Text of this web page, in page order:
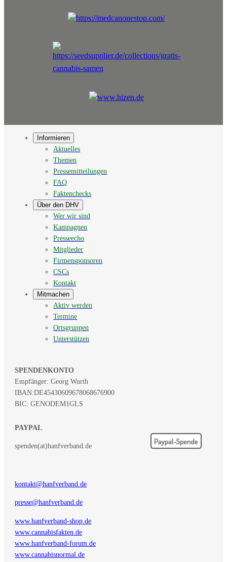
Informieren
Aktuelles
Themen
Pressemitteilungen
FAQ
Faktenchecks
Über den DHV
Wer wir sind
Kampagnen
Presseecho
Mitglieder
Firmensponsoren
CSCs
Kontakt
Mitmachen
Aktiv werden
Termine
Ortsgruppen
Unterstützen
SPENDENKONTO
Empfänger: Georg Wurth
IBAN:DE45430609678068676900
BIC: GENODEM1GLS
PAYPAL
spenden(at)hanfverband.de
kontakt@hanfverband.de
presse@hanfverband.de
www.hanfverband-shop.de
www.cannabisfakten.de
www.hanfverband-forum.de
www.cannabisnormal.de